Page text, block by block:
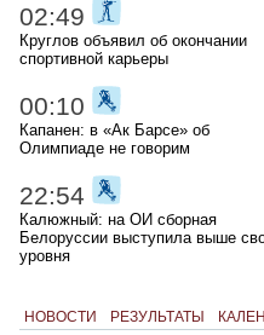
02:49
Круглов объявил об окончании
спортивной карьеры
00:10
Капанен: в «Ак Барсе» об
Олимпиаде не говорим
22:54
Калюжный: на ОИ сборная
Белоруссии выступила выше
уровня
НОВОСТИ РЕЗУЛЬТАТЫ